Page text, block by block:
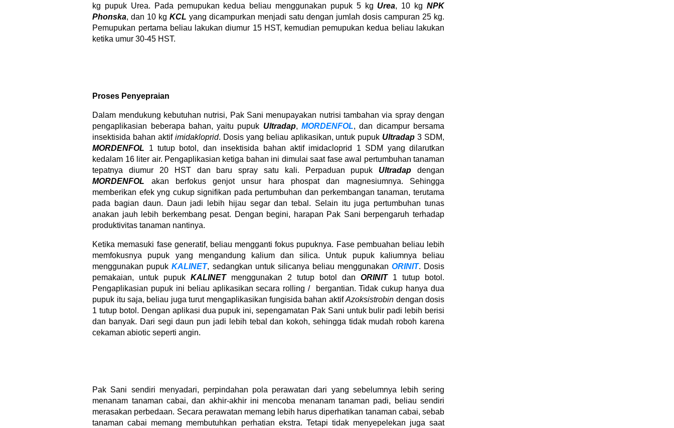
kg pupuk Urea. Pada pemupukan kedua beliau menggunakan pupuk 5 kg Urea, 10 kg NPK
Phonska, dan 10 kgKCL yang dicampurkan menjadi satu dengan jumlah dosis campuran 25 kg.
Pemupukan pertama beliau lakukan diumur 15 HST, kemudian pemupukan kedua beliau lakukan
ketika umur 30-45 HST.
Proses Penyepraian
Dalam mendukung kebutuhan nutrisi, Pak Sani menupayakan nutrisi tambahan via spray dengan
pengaplikasian beberapa bahan, yaitu pupuk Ultradap,MORDENFOL, dan dicampur bersama
insektisida bahan aktif imidakloprid. Dosis yang beliau aplikasikan, untuk pupuk Ultradap3 SDM,
MORDENFOL 1 tutup botol, dan insektisida bahan aktif imidacloprid 1 SDM yang dilarutkan
kedalam 16 liter air. Pengaplikasian ketiga bahan ini dimulai saat fase awal pertumbuhan tanaman
tepatnya diumur 20 HST dan baru spray satu kali. Perpaduan pupuk Ultradap dengan
MORDENFOL akan berfokus genjot unsur hara phospat dan magnesiumnya. Sehingga
memberikan efek yng cukup signifikan pada pertumbuhan dan perkembangan tanaman, terutama
pada bagian daun. Daun jadi lebih hijau segar dan tebal. Selain itu juga pertumbuhan tunas
anakan jauh lebih berkembang pesat. Dengan begini, harapan Pak Sani berpengaruh terhadap
produktivitas tanaman nantinya.
Ketika memasuki fase generatif, beliau mengganti fokus pupuknya. Fase pembuahan beliau lebih
memfokusnya pupuk yang mengandung kalium dan silica. Untuk pupuk kaliumnya beliau
menggunakan pupukKALINET, sedangkan untuk silicanya beliau menggunakan ORINIT. Dosis
pemakaian, untuk pupukKALINETmenggunakan 2 tutup botol danORINIT1 tutup botol.
Pengaplikasian pupuk ini beliau aplikasikan secara rolling / bergantian. Tidak cukup hanya dua
pupuk itu saja, beliau juga turut mengaplikasikan fungisida bahan aktifAzoksistrobin dengan dosis
1 tutup botol. Dengan aplikasi dua pupuk ini, sepengamatan Pak Sani untuk bulir padi lebih berisi
dan banyak. Dari segi daun pun jadi lebih tebal dan kokoh, sehingga tidak mudah roboh karena
cekaman abiotic seperti angin.
Pak Sani sendiri menyadari, perpindahan pola perawatan dari yang sebelumnya lebih sering
menanam tanaman cabai, dan akhir-akhir ini mencoba menanam tanaman padi, beliau sendiri
merasakan perbedaan. Secara perawatan memang lebih harus diperhatikan tanaman cabai, sebab
tanaman cabai memang membutuhkan perhatian ekstra. Tetapi tidak menyepelekan juga saat